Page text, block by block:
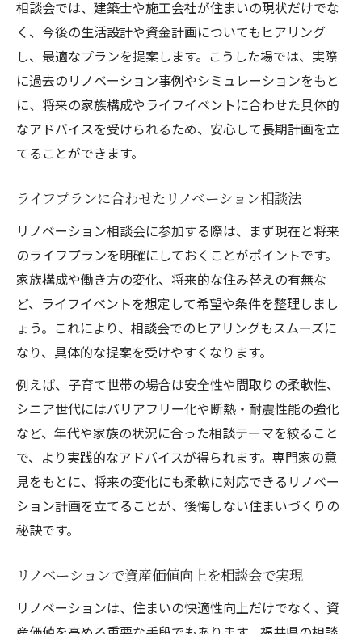
相談会では、建築士や施工会社が住まいの現状だけでな
く、今後の生活設計や資金計画についてもヒアリング
し、最適なプランを提案します。こうした場では、実際
に過去のリノベーション事例やシミュレーションをもと
に、将来の家族構成やライフイベントに合わせた具体的
なアドバイスを受けられるため、安心して長期計画を立
てることができます。
ライフプランに合わせたリノベーション相談法
リノベーション相談会に参加する際は、まず現在と将来
のライフプランを明確にしておくことがポイントです。
家族構成や働き方の変化、将来的な住み替えの有無な
ど、ライフイベントを想定して希望や条件を整理しまし
ょう。これにより、相談会でのヒアリングもスムーズに
なり、具体的な提案を受けやすくなります。
例えば、子育て世帯の場合は安全性や間取りの柔軟性、
シニア世代にはバリアフリー化や断熱・耐震性能の強化
など、年代や家族の状況に合った相談テーマを絞ること
で、より実践的なアドバイスが得られます。専門家の意
見をもとに、将来の変化にも柔軟に対応できるリノベー
ション計画を立てることが、後悔しない住まいづくりの
秘訣です。
リノベーションで資産価値向上を相談会で実現
リノベーションは、住まいの快適性向上だけでなく、資